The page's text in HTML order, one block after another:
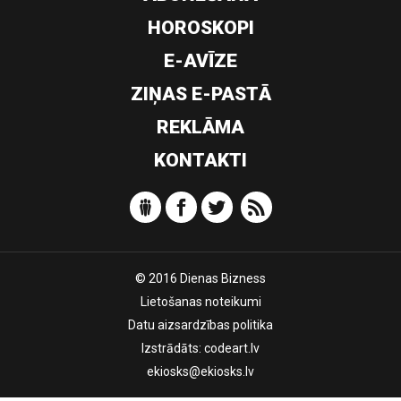
HOROSKOPI
E-AVĪZE
ZIŅAS E-PASTĀ
REKLĀMA
KONTAKTI
© 2016 Dienas Bizness
Lietošanas noteikumi
Datu aizsardzības politika
Izstrādāts: codeart.lv
ekiosks@ekiosks.lv